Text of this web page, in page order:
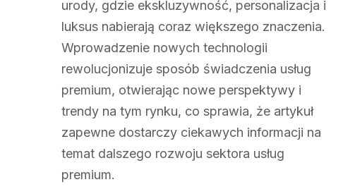
urody, gdzie ekskluzywność, personalizacja i
luksus nabierają coraz większego znaczenia.
Wprowadzenie nowych technologii
rewolucjonizuje sposób świadczenia usług
premium, otwierając nowe perspektywy i
trendy na tym rynku, co sprawia, że artykuł
zapewne dostarczy ciekawych informacji na
temat dalszego rozwoju sektora usług
premium.